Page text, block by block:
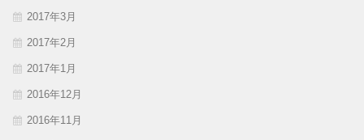
2017年3月
2017年2月
2017年1月
2016年12月
2016年11月